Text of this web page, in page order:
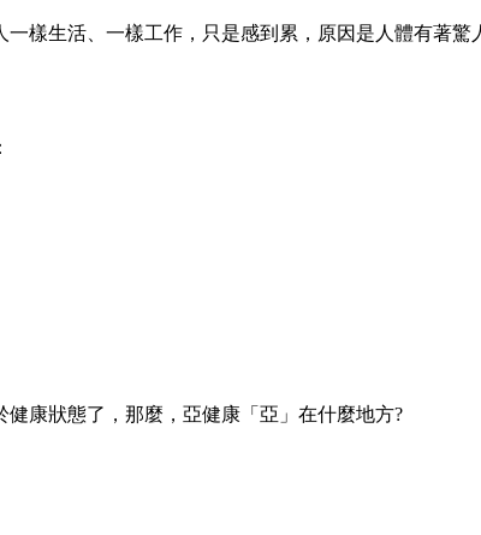
生活、一樣工作，只是感到累，原因是人體有著驚
康狀態了，那麼，亞健康「亞」在什麼地方?